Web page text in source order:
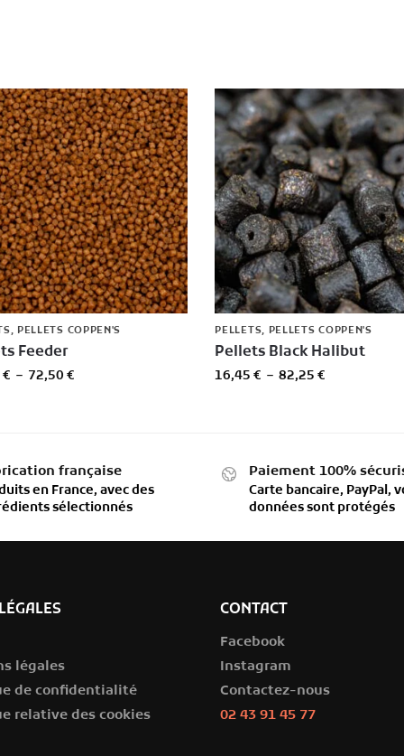
, PELLETS COPPEN'S
Feeder
€ – 72,50 €
PELLETS, PELLETS COPPEN'S
Pellets Black Halibut
16,45€ – 82,25€
française
en France, avec des
sélectionnés
Paiement 100%
Carte bancaire, PayPal,
données sont protégés
légales
de confidentialité
relative des cookies
CONTACT
Facebook
Instagram
Contactez-nous
02 43 91 45 77